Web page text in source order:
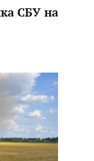
СБУ на